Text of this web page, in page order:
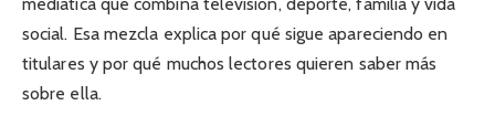
social. Esa mezcla explica por qué sigue apareciendo en
titulares y por qué muchos lectores quieren saber más
sobre ella.